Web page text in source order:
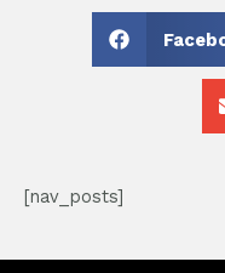
[nav_posts]